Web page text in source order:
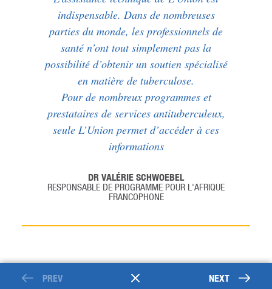
indispensable. Dans de nombreuses
parties du monde, les professionnels de
santé n’ont tout simplement pas la
possibilité d’obtenir un soutien spécialisé
en matière de tuberculose.
Pour de nombreux programmes et
prestataires de services antituberculeux,
seule L’Union permet d’accéder à ces
informations
DR VALÉRIE SCHWOEBEL
RESPONSABLE DE PROGRAMME POUR L'AFRIQUE
FRANCOPHONE
PREV NEXT